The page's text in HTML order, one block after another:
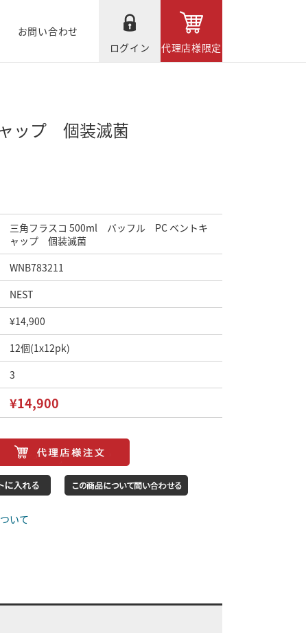
お問い合わせ
ログイン
代理店様限定
ップ 個装滅菌
三角フラスコ 500ml バッフル PC ベントキ
ャップ 個装滅菌
WNB783211
NEST
¥14,900
12個(1x12pk)
3
¥14,900
いて